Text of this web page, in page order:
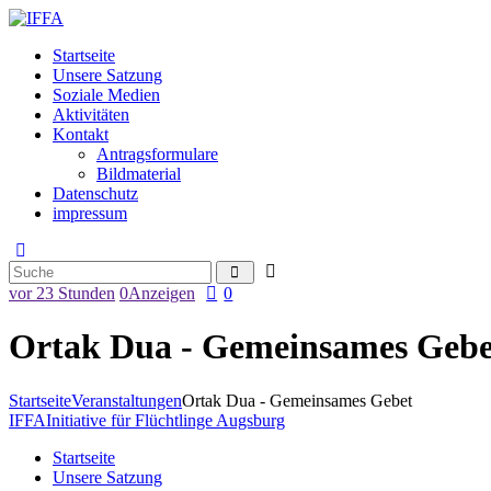
Startseite
Unsere Satzung
Soziale Medien
Aktivitäten
Kontakt
Antragsformulare
Bildmaterial
Datenschutz
impressum
vor 23 Stunden 0Anzeigen 0
Ortak Dua - Gemeinsames
StartseiteVeranstaltungenOrtak Dua - Gemeinsames Gebet
IFFAInitiative für Flüchtlinge Augsburg
Startseite
Unsere Satzung